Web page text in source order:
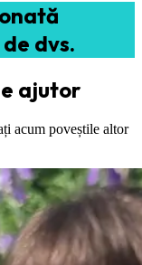
dvs.
ajutor
acum poveștile altor